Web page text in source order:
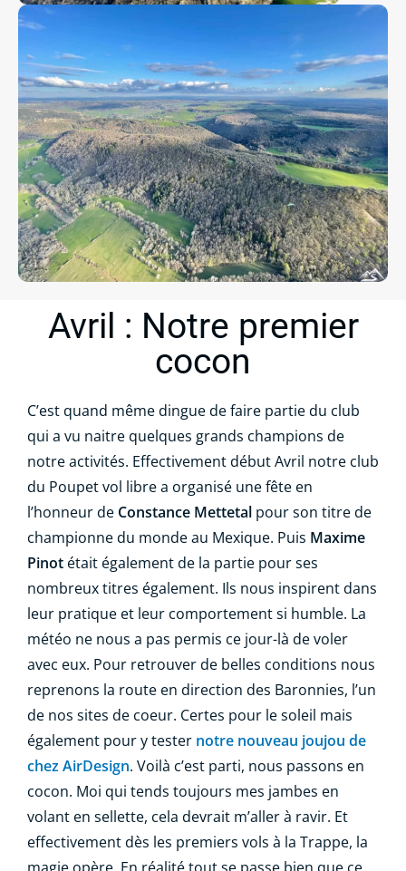
Avril : Notre premier
cocon
C’est quand même dingue de faire partie du club
qui a vu naitre quelques grands champions de
notre activités. Effectivement début Avril notre club
du Poupet vol libre a organisé une fête en
l’honneur de Constance Mettetal pour son titre de
championne du monde au Mexique. Puis Maxime
Pinot était également de la partie pour ses
nombreux titres également. Ils nous inspirent dans
leur pratique et leur comportement si humble. La
météo ne nous a pas permis ce jour-là de voler
avec eux. Pour retrouver de belles conditions nous
reprenons la route en direction des Baronnies, l’un
de nos sites de coeur. Certes pour le soleil mais
également pour y tester notre nouveau joujou de
chez AirDesign. Voilà c’est parti, nous passons en
cocon. Moi qui tends toujours mes jambes en
volant en sellette, cela devrait m’aller à ravir. Et
effectivement dès les premiers vols à la Trappe, la